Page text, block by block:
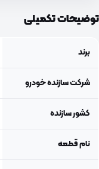
توضیحات تکمیلی
برند
شرکت سازنده خودرو
کشور سازنده
نام قطعه